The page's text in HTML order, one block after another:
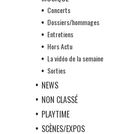
Concerts
Dossiers/hommages
Entretiens
Hors Actu
La vidéo de la semaine
Sorties
NEWS
NON CLASSÉ
PLAYTIME
SCÈNES/EXPOS